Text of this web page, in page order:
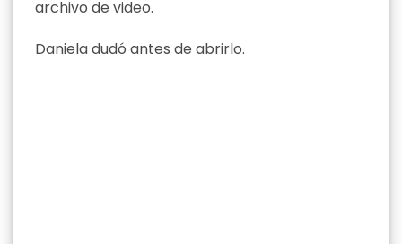
archivo de video.
Daniela dudó antes de abrirlo.